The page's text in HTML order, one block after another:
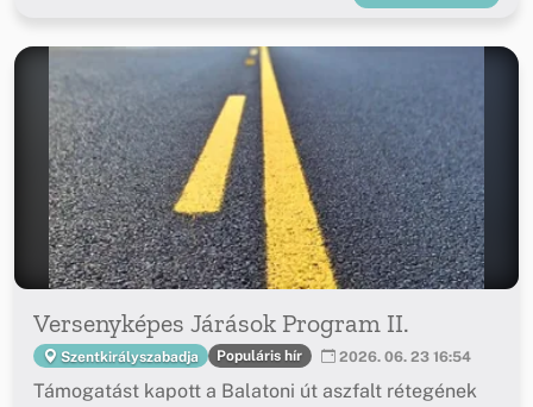
Versenyképes Járások Program II.
Szentkirályszabadja Populáris hír 2026. 06. 23 16:54
Támogatást kapott a Balatoni út aszfalt rétegének